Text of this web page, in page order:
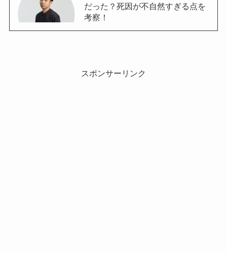
だった？死因が不自然すぎる点を
考察！
スポンサーリンク